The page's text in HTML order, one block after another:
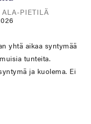
PIETILÄ
yhtä aikaa syntymää
tunteita.
ja kuolema. Ei